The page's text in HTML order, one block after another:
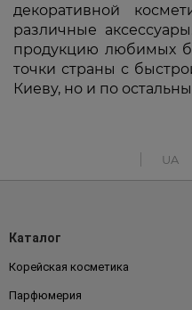
декоративной
различные
продукцию любимых
точки страны с
Киеву, но и по
UA
Каталог
Корейская косметика
Парфюмерия